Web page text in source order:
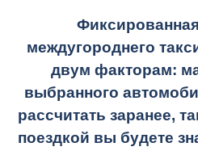
междугороднего
двум факторам:
выбранного
рассчитать заранее,
поездкой вы будете